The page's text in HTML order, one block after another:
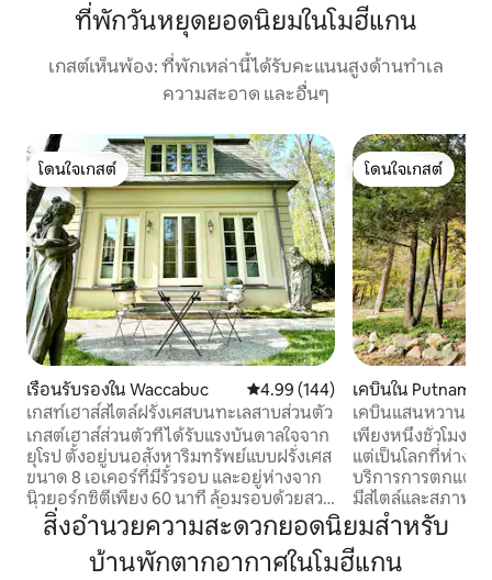
ที่พักวันหยุดยอดนิยมในโมฮีแกน
เกสต์เห็นพ้อง: ที่พักเหล่านี้ได้รับคะแนนสูงด้านทำเล
ความสะอาด และอื่นๆ
โดนใจเกสต์
โดนใจเกสต์
เรือนรับรองใน Waccabuc คะแนนเฉลี่ย 4.99 จาก 5, 144 รีวิว
4.99 (144)
เกสท์เฮาส์สไตล์ฝรั่งเศสบนทะเลสาบส่วนตัว
เกสต์เฮาส์ส่วนตัวที่ได้รับแรงบันดาลใจจาก
ยุโรป ตั้งอยู่บนอสังหาริมทรัพย์แบบฝรั่งเศส
ขนาด 8 เอเคอร์ที่มีรั้วรอบ และอยู่ห่างจาก
นิวยอร์กซิตีเพียง 60 นาที ล้อมรอบด้วยสวน
ที่ได้รับการดูแลอย่างดี รูปปั้นจากศตวรรษ
ที่ 18 และทะเลสาบส่วนตัว ทำให้รู้สึกเหมือน
ได้เดินทางไปยังสถานที่พักผ่อนในชนบท
โดนใจเกสต์
โดนใจเกสต์
เคบินใน Putnam
เคบินแสนหวานมีส
อีกมากมาย!
เพียงหนึ่งชั่วโมงท
แต่เป็นโลกที่ห่างอ
บริการการตกแต่ง
มีสไตล์และสภาพ
สวยงาม การตกแต่
รับการปรับปรุงให
กทั้งหมดของประเทศ การค้าในตึก
สิ่งอำนวยความสะดวกยอดนิยมสำหรับ
บ้านพักตากอากาศในโมฮีแกน